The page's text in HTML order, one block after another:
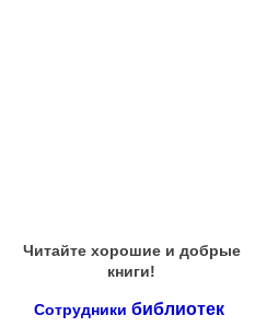
Читайте хорошие и добрые
книги!
Сотрудники библиотек